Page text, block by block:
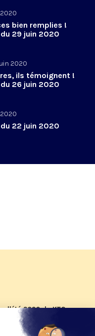
bien remplies !
29 juin 2020
2020
ils témoignent !
26 juin 2020
22 juin 2020
d'été 2026 de KTO